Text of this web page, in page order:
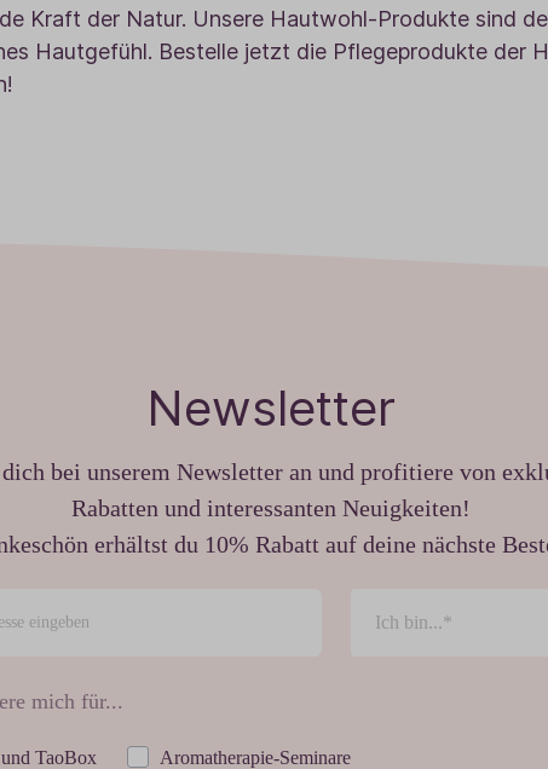
Kraft der Natur. Unsere Hautwohl-Produkte sind
Hautgefühl. Bestelle jetzt die Pflegeprodukte der
Newsletter
bei unserem Newsletter an und profitiere von
Rabatten und interessanten Neuigkeiten!
erhältst du 10% Rabatt auf deine nächste
mich für...
TaoBox Aromatherapie-Seminare